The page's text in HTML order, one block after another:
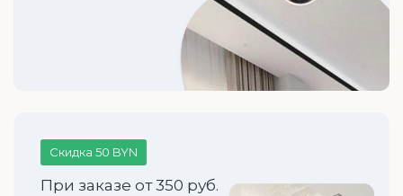
Скидка 50 BYN
При заказе от 350 руб.